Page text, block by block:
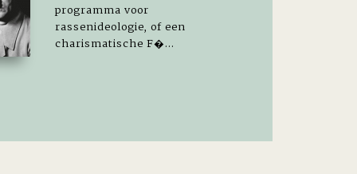
programma voor
rassenideologie, of een
charismatische F�...